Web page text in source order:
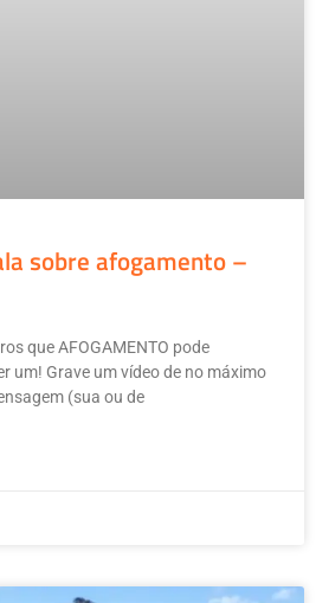
sobre afogamento –
que AFOGAMENTO pode
um! Grave um vídeo de no máximo
(sua ou de